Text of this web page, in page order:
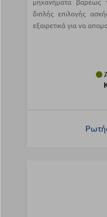
μηχανήματα βαρέως
διπλής επιλογής
εξαιρετικά για να